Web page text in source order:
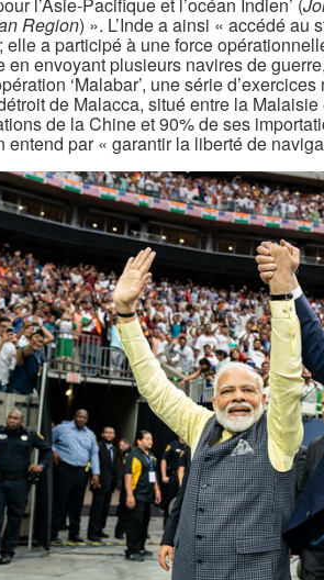
Region) ». L’Inde a ainsi « accédé au
elle a participé à une force
en envoyant plusieurs navires de
‘Malabar’, une série
de Malacca, situé entre la
de la Chine et 90% de ses
entend par « garantir la liberté de